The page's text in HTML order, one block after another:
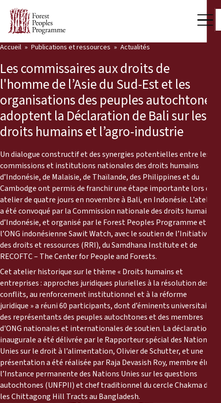
Qui nous sommes
Salle de presse
Nous soutenir
Notre travail
Voix des communautés
Partenaires et Pays
Dernières actualités
Publications et ressources
Actualités
Rapports
Communiqués de presse
Matériel de formation
Documents d'information
Procédures juridiques
Déclarations
Rapports annuels
Accueil Publications et ressources Actualités
Les commissaires aux droits de
l'homme de l’Asie du Sud-Est et les
organisations des peuples autochtones
adoptent la Déclaration de Bali sur les
droits humains et l’agro-industrie
Un dialogue constructif et des synergies potentielles entre les
commissions et institutions nationales des droits humains
d’Indonésie, de Malaisie, de Thaïlande, des Philippines et du
Cambodge ont permis de franchir une étape importante lors d’un
atelier de quatre jours en novembre à Bali, en Indonésie. L’atelier
a été convoqué par la Commission nationale des droits humains
d’Indonésie, et organisé par le Forest Peoples Programme et
l’ONG indonésienne Sawit Watch, avec le soutien de l’Initiative
des droits et ressources (RRI), du Samdhana Institute et de
RECOFTC – The Center for People and Forests.
Cet atelier historique sur le thème « Droits humains et
entreprises : approches juridiques plurielles à la résolution des
conflits, au renforcement institutionnel et à la réforme
juridique » a réuni 60 participants, dont d’éminents universitaires,
des représentants des peuples autochtones et des membres
d'ONG nationales et internationales de soutien. La déclaration
inaugurale a été délivrée par le Rapporteur spécial des Nations
Unies sur le droit à l’alimentation, Olivier de Schutter, et une
présentation a été réalisée par Raja Devasish Roy, membre élu de
l’Instance permanente des Nations Unies sur les questions
autochtones (UNFPII) et chef traditionnel du cercle Chakma dans
les Chittagong Hill Tracts au Bangladesh.